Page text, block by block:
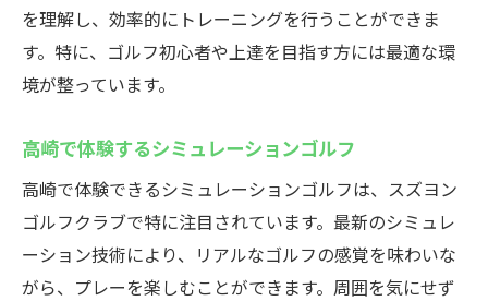
を理解し、効率的にトレーニングを行うことができま
す。特に、ゴルフ初心者や上達を目指す方には最適な環
境が整っています。
高崎で体験するシミュレーションゴルフ
高崎で体験できるシミュレーションゴルフは、スズヨン
ゴルフクラブで特に注目されています。最新のシミュレ
ーション技術により、リアルなゴルフの感覚を味わいな
がら、プレーを楽しむことができます。周囲を気にせず